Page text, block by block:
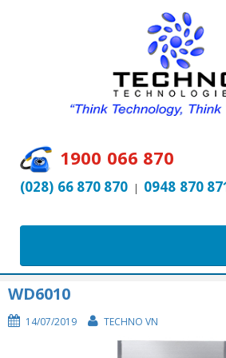
1900 066 870
(028) 66 870 870 | 0948 870
WD6010
14/07/2019 TECHNO VN